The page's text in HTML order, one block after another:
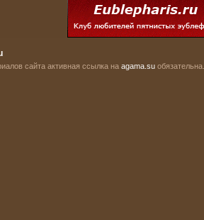
сайта активная ссылка на agama.su обязательна.